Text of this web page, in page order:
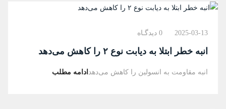
2025-03-13 0 دیدگـاه
انبه خطر ابتلا به دیابت نوع ۲ را کاهش می‌دهد
انبه مقاومت به انسولین را کاهش می‌دهد ادامه مطلب